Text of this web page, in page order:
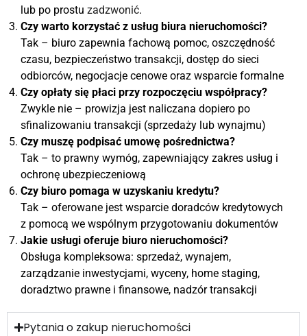
lub po prostu zadzwonić.
Czy warto korzystać z usług biura nieruchomości?
Tak – biuro zapewnia fachową pomoc, oszczędność
czasu, bezpieczeństwo transakcji, dostęp do sieci
odbiorców, negocjacje cenowe oraz wsparcie formalne
Czy opłaty się płaci przy rozpoczęciu współpracy?
Zwykle nie – prowizja jest naliczana dopiero po
sfinalizowaniu transakcji (sprzedaży lub wynajmu)
Czy muszę podpisać umowę pośrednictwa?
Tak – to prawny wymóg, zapewniający zakres usług i
ochronę ubezpieczeniową
Czy biuro pomaga w uzyskaniu kredytu?
Tak – oferowane jest wsparcie doradców kredytowych
z pomocą we wspólnym przygotowaniu dokumentów
Jakie usługi oferuje biuro nieruchomości?
Obsługa kompleksowa: sprzedaż, wynajem,
zarządzanie inwestycjami, wyceny, home staging,
doradztwo prawne i finansowe, nadzór transakcji
Pytania o zakup nieruchomości